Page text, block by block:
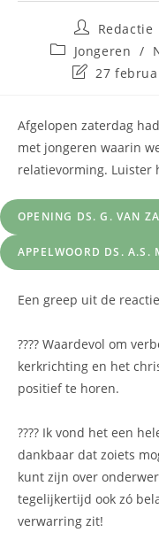
Redactie
Jongeren /
27
Afgelopen zaterdag
met jongeren waarin
relatievorming. Luister
OPENING DS. G. VAN
APPELWOORD DS. A.S.
Een greep uit de
???? Waardevol om
kerkrichting en het
positief te horen.
???? Ik vond het een
dankbaar dat zoiets
kunt zijn over
tegelijkertijd ook zó
verwarring zit!